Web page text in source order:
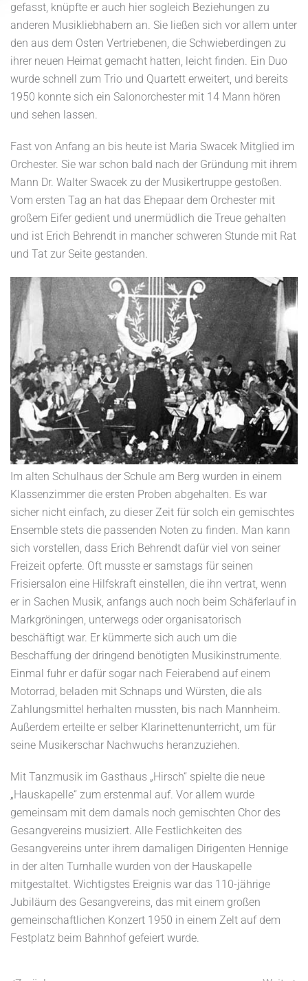
gefasst, knüpfte er auch hier sogleich Beziehungen zu
anderen Musikliebhabern an. Sie ließen sich vor allem unter
den aus dem Osten Vertriebenen, die Schwieberdingen zu
ihrer neuen Heimat gemacht hatten, leicht finden. Ein Duo
wurde schnell zum Trio und Quartett erweitert, und bereits
1950 konnte sich ein Salonorchester mit 14 Mann hören
und sehen lassen.
Fast von Anfang an bis heute ist Maria Swacek Mitglied im
Orchester. Sie war schon bald nach der Gründung mit ihrem
Mann Dr. Walter Swacek zu der Musikertruppe gestoßen.
Vom ersten Tag an hat das Ehepaar dem Orchester mit
großem Eifer gedient und unermüdlich die Treue gehalten
und ist Erich Behrendt in mancher schweren Stunde mit Rat
und Tat zur Seite gestanden.
Im alten Schulhaus der Schule am Berg wurden in einem
Klassenzimmer die ersten Proben abgehalten. Es war
sicher nicht einfach, zu dieser Zeit für solch ein gemischtes
Ensemble stets die passenden Noten zu finden. Man kann
sich vorstellen, dass Erich Behrendt dafür viel von seiner
Freizeit opferte. Oft musste er samstags für seinen
Frisiersalon eine Hilfskraft einstellen, die ihn vertrat, wenn
er in Sachen Musik, anfangs auch noch beim Schäferlauf in
Markgröningen, unterwegs oder organisatorisch
beschäftigt war. Er kümmerte sich auch um die
Beschaffung der dringend benötigten Musikinstrumente.
Einmal fuhr er dafür sogar nach Feierabend auf einem
Motorrad, beladen mit Schnaps und Würsten, die als
Zahlungsmittel herhalten mussten, bis nach Mannheim.
Außerdem erteilte er selber Klarinettenunterricht, um für
seine Musikerschar Nachwuchs heranzuziehen.
Mit Tanzmusik im Gasthaus „Hirsch“ spielte die neue
„Hauskapelle“ zum erstenmal auf. Vor allem wurde
gemeinsam mit dem damals noch gemischten Chor des
Gesangvereins musiziert. Alle Festlichkeiten des
Gesangvereins unter ihrem damaligen Dirigenten Hennige
in der alten Turnhalle wurden von der Hauskapelle
mitgestaltet. Wichtigstes Ereignis war das 110-jährige
Jubiläum des Gesangvereins, das mit einem großen
gemeinschaftlichen Konzert 1950 in einem Zelt auf dem
Festplatz beim Bahnhof gefeiert wurde.